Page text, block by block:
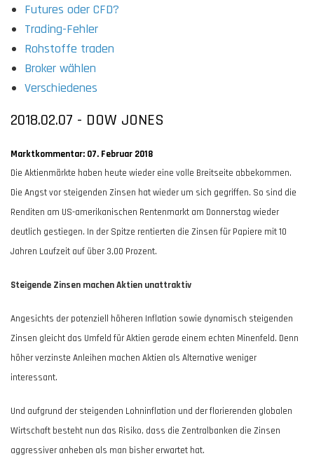
Futures oder CFD?
Trading-Fehler
Rohstoffe traden
Broker wählen
Verschiedenes
2018.02.07 - DOW JONES
Marktkommentar: 07. Februar 2018
Die Aktienmärkte haben heute wieder eine volle Breitseite abbekommen.
Die Angst vor steigenden Zinsen hat wieder um sich gegriffen. So sind die
Renditen am US-amerikanischen Rentenmarkt am Donnerstag wieder
deutlich gestiegen. In der Spitze rentierten die Zinsen für Papiere mit 10
Jahren Laufzeit auf über 3,00 Prozent.
Steigende Zinsen machen Aktien unattraktiv
Angesichts der potenziell höheren Inflation sowie dynamisch steigenden
Zinsen gleicht das Umfeld für Aktien gerade einem echten Minenfeld. Denn
höher verzinste Anleihen machen Aktien als Alternative weniger
interessant.
Und aufgrund der steigenden Lohninflation und der florierenden globalen
Wirtschaft besteht nun das Risiko, dass die Zentralbanken die Zinsen
aggressiver anheben als man bisher erwartet hat.